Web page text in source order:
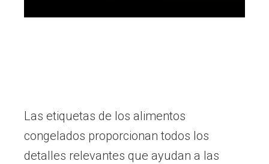
Las etiquetas de los alimentos
congelados proporcionan todos los
detalles relevantes que ayudan a las